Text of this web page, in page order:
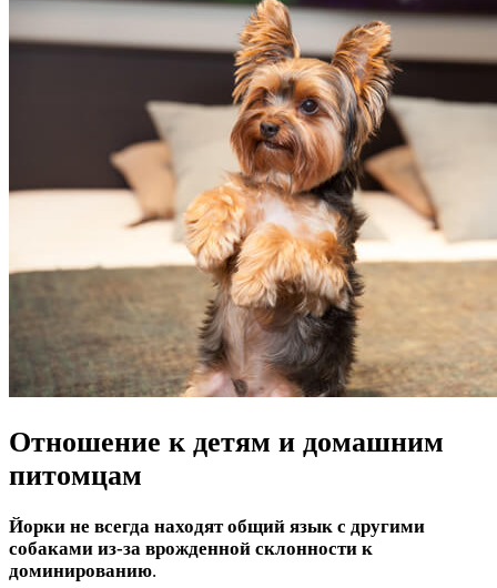
Отношение к детям и домашним
питомцам
Йорки не всегда находят общий язык с другими
собаками из-за врожденной склонности к
доминированию.